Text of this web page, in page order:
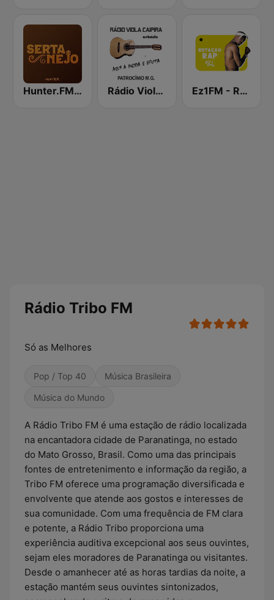
Hunter.FM - Sertanejo Rádio Viola Caipira Ez1FM - Rap
Rádio Tribo FM
Só as Melhores
Pop / Top 40 Música Brasileira
Música do Mundo
A Rádio Tribo FM é uma estação de rádio localizada
na encantadora cidade de Paranatinga, no estado
do Mato Grosso, Brasil. Como uma das principais
fontes de entretenimento e informação da região, a
Tribo FM oferece uma programação diversificada e
envolvente que atende aos gostos e interesses de
sua comunidade. Com uma frequência de FM clara
e potente, a Rádio Tribo proporciona uma
experiência auditiva excepcional aos seus ouvintes,
sejam eles moradores de Paranatinga ou visitantes.
Desde o amanhecer até as horas tardias da noite, a
estação mantém seus ouvintes sintonizados,